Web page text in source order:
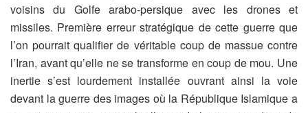
voisins du Golfe arabo-persique avec les drones et
missiles. Première erreur stratégique de cette guerre que
l’on pourrait qualifier de véritable coup de massue contre
l’Iran, avant qu’elle ne se transforme en coup de mou. Une
inertie s’est lourdement installée ouvrant ainsi la voie
devant la guerre des images où la République Islamique a